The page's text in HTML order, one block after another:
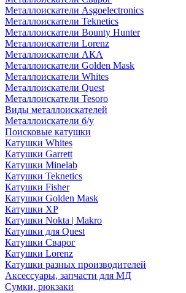
Металлоискатели Asgoelectronics
Металлоискатели Teknetics
Металлоискатели Bounty Hunter
Металлоискатели Lorenz
Металлоискатели АКА
Металлоискатели Golden Mask
Металлоискатели Whites
Металлоискатели Quest
Металлоискатели Tesoro
Виды металлоискателей
Металлоискатели б/у
Поисковые катушки
Катушки Whites
Катушки Garrett
Катушки Minelab
Катушки Teknetics
Катушки Fisher
Катушки Golden Mask
Катушки XP
Катушки Nokta | Makro
Катушки для Quest
Катушки Сварог
Катушки Lorenz
Катушки разных производителей
Аксессуары, запчасти для МД
Сумки, рюкзаки